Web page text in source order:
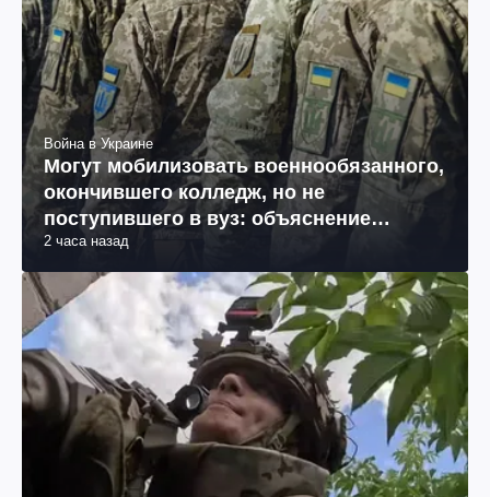
Война в Украине
Могут мобилизовать военнообязанного,
окончившего колледж, но не
поступившего в вуз: объяснение
юриста
2 часа назад